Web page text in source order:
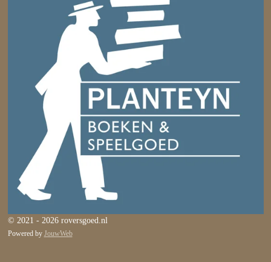
© 2021 - 2026 roversgoed.nl
Powered by JouwWeb